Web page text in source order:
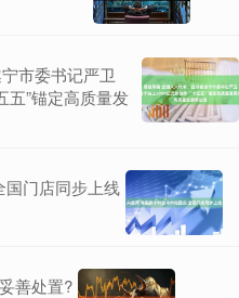
市委书记严卫
五”锚定高质量发
国门店同步上线
善处置?